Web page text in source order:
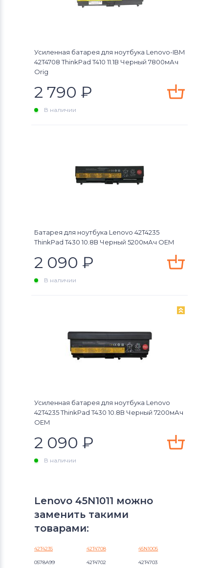
Усиленная батарея для ноутбука Lenovo-IBM
42T4708 ThinkPad T410 11.1В Черный 7800мАч
Orig
2 790 ₽
В наличии
Батарея для ноутбука Lenovo 42T4235
ThinkPad T430 10.8В Черный 5200мАч OEM
2 090 ₽
В наличии
Усиленная батарея для ноутбука Lenovo
42T4235 ThinkPad T430 10.8В Черный 7200мАч
OEM
2 090 ₽
В наличии
Lenovo 45N1011 можно
заменить такими
товарами:
42T4235 42T4708 45N1005
0578A99 42T4702 42T4703